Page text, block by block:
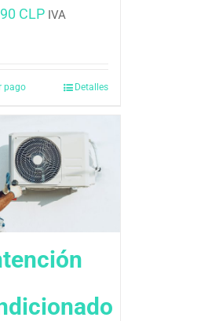
CLP IVA
pago Detalles